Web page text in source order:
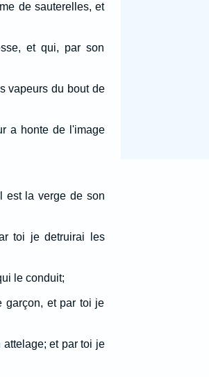
de sauterelles, et
et qui, par son
vapeurs du bout de
a honte de l'image
est la verge de son
toi je detruirai les
le conduit;
garçon, et par toi je
et par toi je